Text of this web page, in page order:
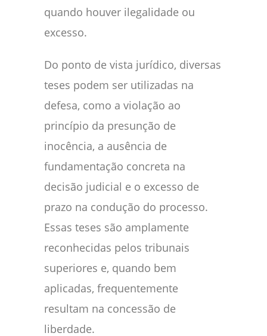
quando houver ilegalidade ou
excesso.
Do ponto de vista jurídico, diversas
teses podem ser utilizadas na
defesa, como a violação ao
princípio da presunção de
inocência, a ausência de
fundamentação concreta na
decisão judicial e o excesso de
prazo na condução do processo.
Essas teses são amplamente
reconhecidas pelos tribunais
superiores e, quando bem
aplicadas, frequentemente
resultam na concessão de
liberdade.